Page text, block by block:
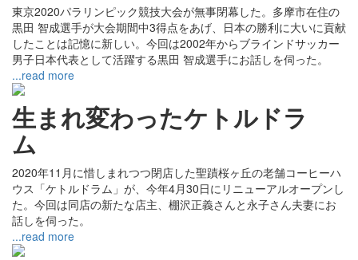
東京2020パラリンピック競技大会が無事閉幕した。多摩市在住の
黒田 智成選手が大会期間中3得点をあげ、日本の勝利に大いに貢献
したことは記憶に新しい。今回は2002年からブラインドサッカー
男子日本代表として活躍する黒田 智成選手にお話しを伺った。
...read more
生まれ変わったケトルドラ
ム
2020年11月に惜しまれつつ閉店した聖蹟桜ヶ丘の老舗コーヒーハ
ウス「ケトルドラム」が、今年4月30日にリニューアルオープンし
た。今回は同店の新たな店主、棚沢正義さんと永子さん夫妻にお
話しを伺った。
...read more